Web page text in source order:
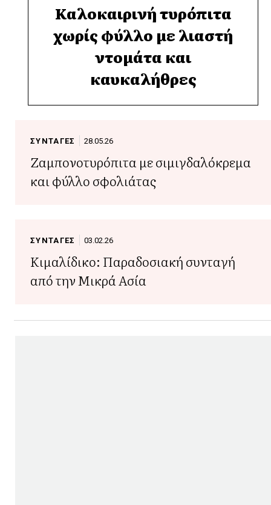
Καλοκαιρινή τυρόπιτα
χωρίς φύλλο με λιαστή
ντομάτα και
καυκαλήθρες
ΣΥΝΤΑΓΕΣ 28.05.26
Ζαμπονοτυρόπιτα με σιμιγδαλόκρεμα
και φύλλο σφολιάτας
ΣΥΝΤΑΓΕΣ 03.02.26
Κιμαλίδικο: Παραδοσιακή συνταγή
από την Μικρά Ασία